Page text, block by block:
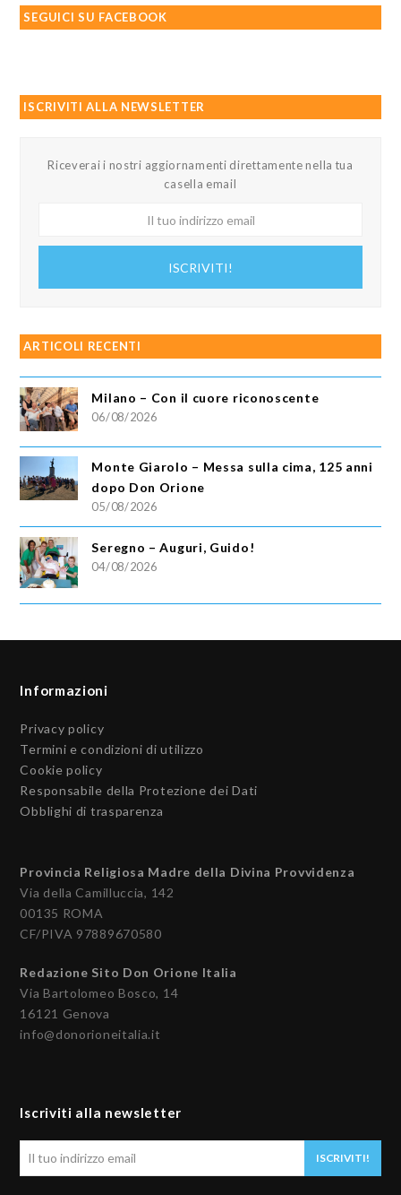
SEGUICI SU FACEBOOK
ISCRIVITI ALLA NEWSLETTER
Riceverai i nostri aggiornamenti direttamente nella tua
casella email
ISCRIVITI!
ARTICOLI RECENTI
Milano – Con il cuore riconoscente
06/08/2026
Monte Giarolo – Messa sulla cima, 125 anni
dopo Don Orione
05/08/2026
Seregno – Auguri, Guido!
04/08/2026
Informazioni
Privacy policy
Termini e condizioni di utilizzo
Cookie policy
Responsabile della Protezione dei Dati
Obblighi di trasparenza
Provincia Religiosa Madre della Divina Provvidenza
Via della Camilluccia, 142
00135 ROMA
CF/PIVA 97889670580
Redazione Sito Don Orione Italia
Via Bartolomeo Bosco, 14
16121 Genova
info@donorioneitalia.it
Iscriviti alla newsletter
ISCRIVITI!